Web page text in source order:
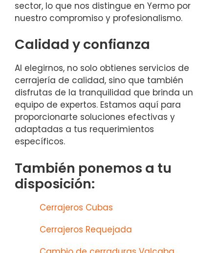
sector, lo que nos distingue en Yermo por
nuestro compromiso y profesionalismo.
Calidad y confianza
Al elegirnos, no solo obtienes servicios de
cerrajería de calidad, sino que también
disfrutas de la tranquilidad que brinda un
equipo de expertos. Estamos aquí para
proporcionarte soluciones efectivas y
adaptadas a tus requerimientos
específicos.
También ponemos a tu
disposición:
Cerrajeros Cubas
Cerrajeros Requejada